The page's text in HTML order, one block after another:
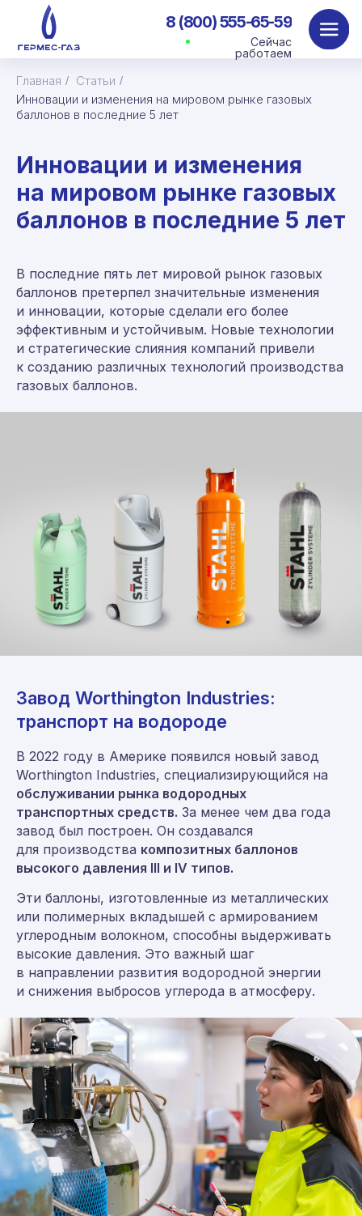
8 (800) 555-65-59
Сейчас
работаем
Главная / Статьи /
Инновации и изменения на мировом рынке газовых
баллонов в последние 5 лет
Инновации и изменения
на мировом рынке газовых
баллонов в последние 5 лет
В последние пять лет мировой рынок газовых
баллонов претерпел значительные изменения
и инновации, которые сделали его более
эффективным и устойчивым. Новые технологии
и стратегические слияния компаний привели
к созданию различных технологий производства
газовых баллонов.
Завод Worthington Industries:
транспорт на водороде
В 2022 году в Америке появился новый завод
Worthington Industries, специализирующийся на
обслуживании рынка водородных
транспортных средств. За менее чем два года
завод был построен. Он создавался
для производства композитных баллонов
высокого давления III и IV типов.
Эти баллоны, изготовленные из металлических
или полимерных вкладышей с армированием
углеродным волокном, способны выдерживать
высокие давления. Это важный шаг
в направлении развития водородной энергии
и снижения выбросов углерода в атмосферу.